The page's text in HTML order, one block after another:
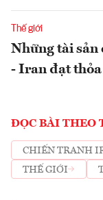
Thế giới
Những tài sản
- Iran đạt
ĐỌC BÀI THEO
CHIẾN TRANH
THẾ GIỚI